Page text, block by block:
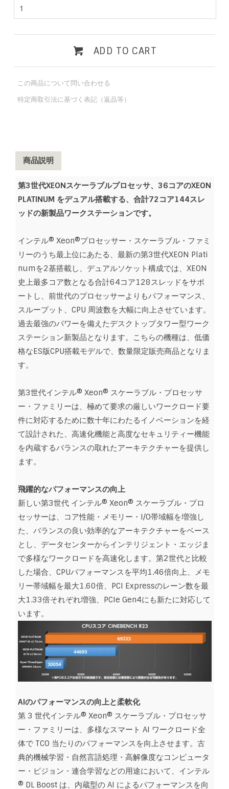
ADD TO CART
この商品について問い合わせる
特定商取引法に基づく表記（返品等）
商品説明
第3世代XEONスケーラブルプロセッサ、36コアのXEON
PLATINUM をデュアル搭載する、合計72コア144スレ
ッドの新製品ワークステーションです。
インテル® Xeon®プロセッサー・スケーラブル・ファミ
リーのうち最上位にあたる、最新の第3世代XEON Plati
numを2基搭載し、デュアルソケット構成では、XEON
史上最多コア数となる合計64コア128スレッドをサポ
ートし、前世代のプロセッサーよりもパフォーマンス、
スループット、CPU 周波数を大幅に向上させています。
過去最強のパワーを備えたデスクトップタワー型ワーク
ステーション新製品となります。こちらの機種は、低価
格なES版CPU搭載モデルで、数量限定販売商品となりま
す。
第3世代インテル® Xeon® スケーラブル・プロセッサ
ー・ファミリーは、極めて要求の厳しいワークロード要
件に対応するために数十年にわたるイノベーションを経
て設計された、高速化機能と高度なセキュリティー機能
を内蔵するバランスの取れたアーキテクチャーを提供し
ます。
飛躍的なパフォーマンスの向上
新しい第3世代 インテル® Xeon® スケーラブル・プロ
セッサーは、コア性能・メモリー・I/O帯域幅を増強し
た、バランスの良い効率的なアーキテクチャーをベース
とし、データセンターからインテリジェント・エッジま
で多様なワークロードを高速化します。第2世代と比較
した場合、CPUパフォーマンスを平均1.46倍向上、メモ
リー帯域幅を最大1.60倍、PCI Expressのレーン数を最
大1.33倍それぞれ増強、PCIe Gen4にも新たに対応して
います。
AIのパフォーマンスの向上と柔軟化
第 3 世代インテル® Xeon® スケーラブル・プロセッサ
ー・ファミリーは、多様なスマート AI ワークロード全
体で TCO 当たりのパフォーマンスを向上させます。古
典的機械学習・自然言語処理・高解像度なコンピュータ
ー・ビジョン・連合学習などの用途において、インテル
® DL Boost は、内蔵型の AI によるパフォーマンスを向